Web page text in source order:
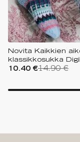
Novita Kaikkien
klassikkosukka
10.40 €14.90 €